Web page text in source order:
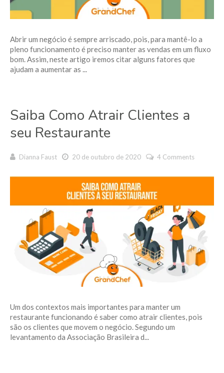
Abrir um negócio é sempre arriscado, pois, para mantê-lo a
pleno funcionamento é preciso manter as vendas em um fluxo
bom. Assim, neste artigo iremos citar alguns fatores que
ajudam a aumentar as ...
Saiba Como Atrair Clientes a
seu Restaurante
Dianna Faust 20 de outubro de 2020 4 Comments
Um dos contextos mais importantes para manter um
restaurante funcionando é saber como atrair clientes, pois
são os clientes que movem o negócio. Segundo um
levantamento da Associação Brasileira d...